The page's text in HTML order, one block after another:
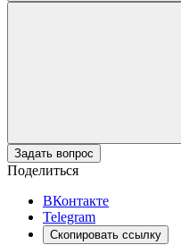
Задать вопрос
Поделиться
ВКонтакте
Telegram
Скопировать ссылку